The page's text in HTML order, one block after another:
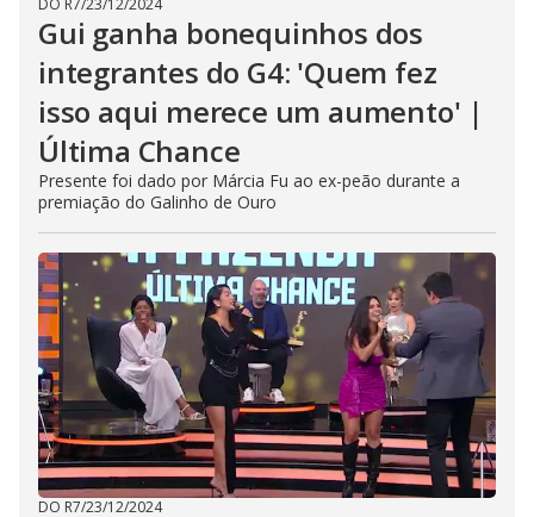
DO R7/23/12/2024
Gui ganha bonequinhos dos
integrantes do G4: 'Quem fez
isso aqui merece um aumento' |
Última Chance
Presente foi dado por Márcia Fu ao ex-peão durante a
premiação do Galinho de Ouro
DO R7/23/12/2024